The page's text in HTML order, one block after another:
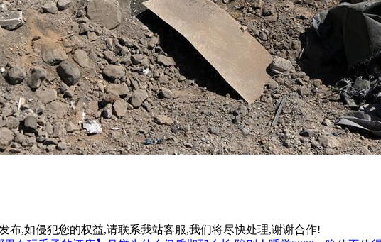
布,如侵犯您的权益,请联系我站客服,我们将尽快处理,谢谢合作!